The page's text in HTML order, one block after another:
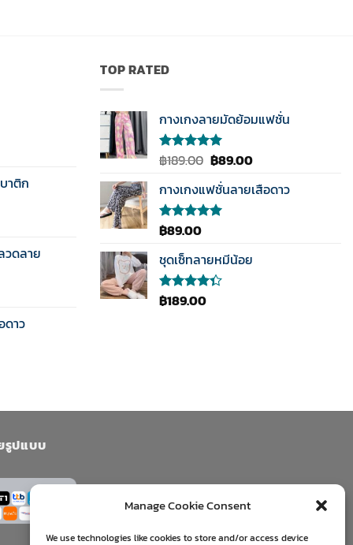
Manage Cookie Consent
We use technologies like cookies to store and/or access device
าติก
วดลาย
ดาว
TOP RATED
กางเกงลายมัดย้อมแฟชั่น
ให้คะแนน
คะแนน
฿189.00 Original
was:
฿189.00.
฿89.00Current
is:
กางเกงแฟชั่นลายเสือดาว
ให้คะแนน
คะแนน
฿89.00
ชุดเซ็ทลายหมีน้อย
ให้
฿189.00
รูปแบบ